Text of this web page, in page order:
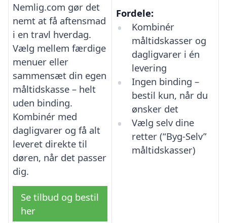
Nemlig.com gør det
nemt at få aftensmad
i en travl hverdag.
Vælg mellem færdige
menuer eller
sammensæt din egen
måltidskasse – helt
uden binding.
Kombinér med
dagligvarer og få alt
leveret direkte til
døren, når det passer
dig.
Se tilbud og bestil
her
Fordele:
Kombinér
måltidskasser og
dagligvarer i én
levering
Ingen binding –
bestil kun, når du
ønsker det
Vælg selv dine
retter (“Byg-Selv”
måltidskasser)